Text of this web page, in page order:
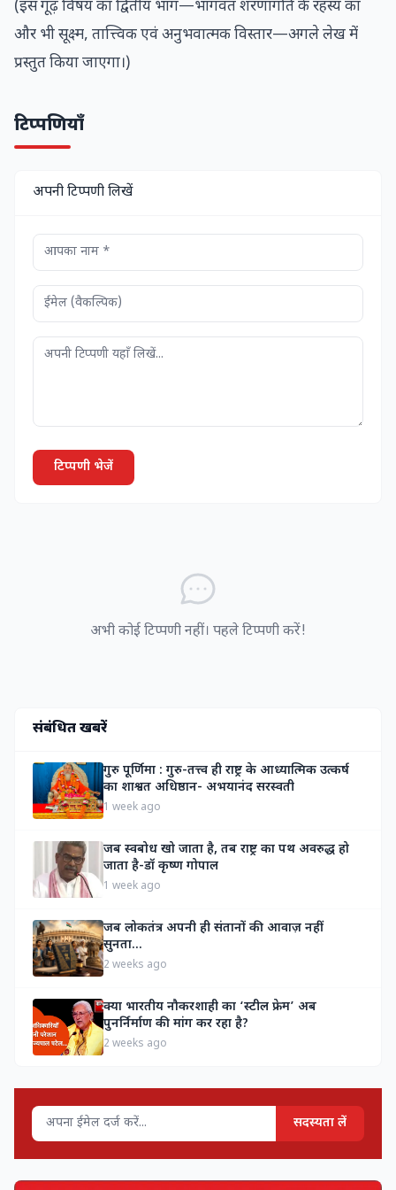
(इस गूढ़ विषय का द्वितीय भाग—भागवत शरणागति के रहस्य का
और भी सूक्ष्म, तात्त्विक एवं अनुभवात्मक विस्तार—अगले लेख में
प्रस्तुत किया जाएगा।)
टिप्पणियाँ
अपनी टिप्पणी लिखें
टिप्पणी भेजें
अभी कोई टिप्पणी नहीं। पहले टिप्पणी करें!
संबंधित खबरें
गुरु पूर्णिमा : गुरु-तत्त्व ही राष्ट्र के आध्यात्मिक उत्कर्ष
का शाश्वत अधिष्ठान- अभयानंद सरस्वती
1 week ago
जब स्वबोध खो जाता है, तब राष्ट्र का पथ अवरुद्ध हो
जाता है-डॉ कृष्ण गोपाल
1 week ago
जब लोकतंत्र अपनी ही संतानों की आवाज़ नहीं
सुनता…
2 weeks ago
क्या भारतीय नौकरशाही का ‘स्टील फ्रेम’ अब
पुनर्निर्माण की मांग कर रहा है?
2 weeks ago
सदस्यता लें